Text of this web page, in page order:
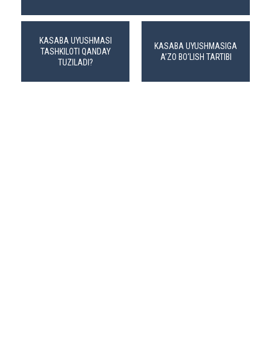
KASABA UYUSHMASI
TASHKILOTI QANDAY
TUZILADI?
KASABA UYUSHMASIGA
A’ZO BO‘LISH TARTIBI